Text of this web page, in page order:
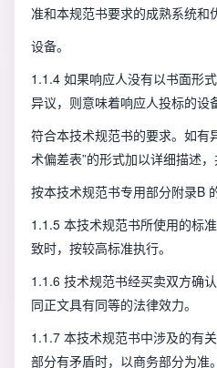
准和本规范书要求的成熟系统和
设备。
1.1.4 如果响应人没有以书面形
异议，则意味着响应人投标的设
符合本技术规范书的要求。如有
术偏差表”的形式加以详细描述
按本技术规范书专用部分附录B
1.1.5 本技术规范书所使用的标
致时，按较高标准执行。
1.1.6 技术规范书经买卖双方确
同正文具有同等的法律效力。
1.1.7 本技术规范书中涉及的有
部分有矛盾时，以商务部分为准。